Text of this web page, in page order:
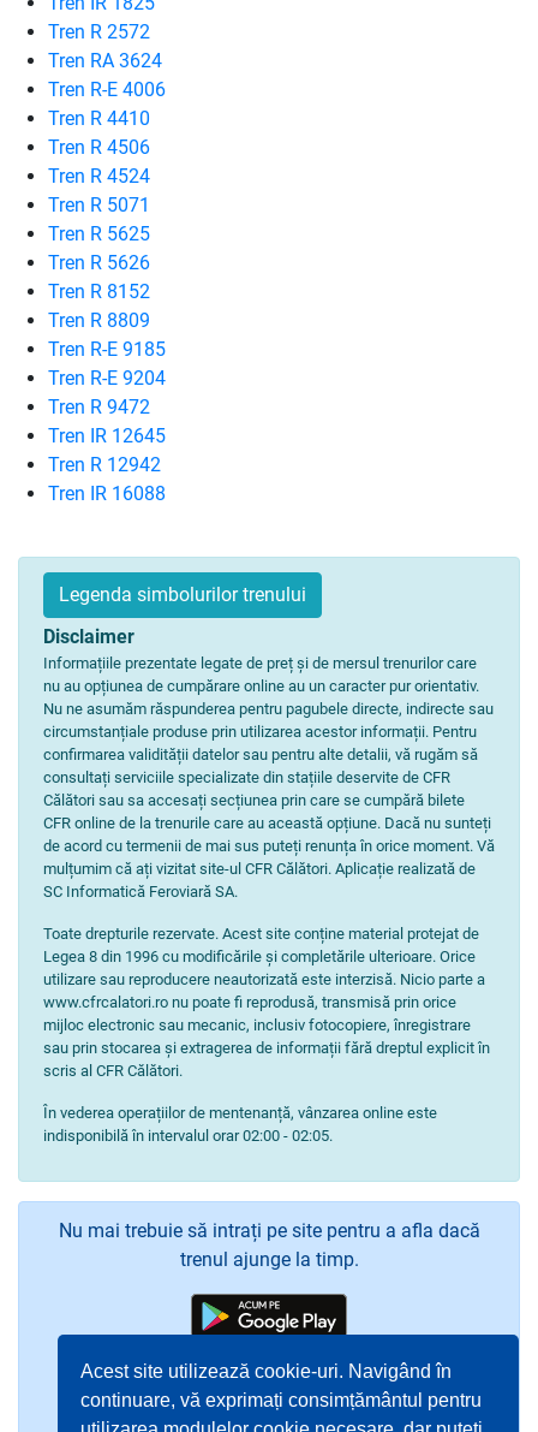
Acest site utilizează cookie-uri. Navigând în
continuare, vă exprimați consimțământul pentru
Tren R 2572
Tren RA 3624
Tren R-E 4006
Tren R 4410
Tren R 4506
Tren R 4524
Tren R 5071
Tren R 5625
Tren R 5626
Tren R 8152
Tren R 8809
Tren R-E 9185
Tren R-E 9204
Tren R 9472
Tren IR 12645
Tren R 12942
Tren IR 16088
Legenda simbolurilor trenului
Disclaimer
Informațiile prezentate legate de preț și de mersul trenurilor care
nu au opțiunea de cumpărare online au un caracter pur orientativ.
Nu ne asumăm răspunderea pentru pagubele directe, indirecte sau
circumstanțiale produse prin utilizarea acestor informații. Pentru
confirmarea validității datelor sau pentru alte detalii, vă rugăm să
consultați serviciile specializate din stațiile deservite de CFR
Călători sau sa accesați secțiunea prin care se cumpără bilete
CFR online de la trenurile care au această opțiune. Dacă nu sunteți
de acord cu termenii de mai sus puteți renunța în orice moment. Vă
mulțumim că ați vizitat site-ul CFR Călători. Aplicație realizată de
SC Informatică Feroviară SA.
Toate drepturile rezervate. Acest site conține material protejat de
Legea 8 din 1996 cu modificările și completările ulterioare. Orice
utilizare sau reproducere neautorizată este interzisă. Nicio parte a
www.cfrcalatori.ro nu poate fi reprodusă, transmisă prin orice
mijloc electronic sau mecanic, inclusiv fotocopiere, înregistrare
sau prin stocarea și extragerea de informații fără dreptul explicit în
scris al CFR Călători.
În vederea operațiilor de mentenanță, vânzarea online este
indisponibilă în intervalul orar 02:00 - 02:05.
Nu mai trebuie să intrați pe site pentru a afla dacă
trenul ajunge la timp.